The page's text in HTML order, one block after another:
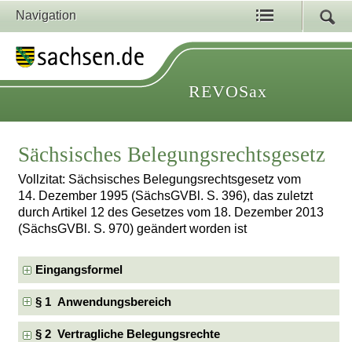
Navigation
REVOSax
Sächsisches Belegungsrechtsgesetz
Vollzitat: Sächsisches Belegungsrechtsgesetz vom
14. Dezember 1995 (SächsGVBl. S. 396), das zuletzt
durch Artikel 12 des Gesetzes vom 18. Dezember 2013
(SächsGVBl. S. 970) geändert worden ist
Eingangsformel
§ 1 Anwendungsbereich
§ 2 Vertragliche Belegungsrechte